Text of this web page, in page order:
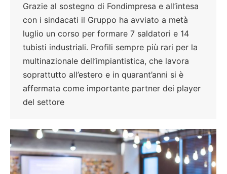
Grazie al sostegno di Fondimpresa e all’intesa
con i sindacati il Gruppo ha avviato a metà
luglio un corso per formare 7 saldatori e 14
tubisti industriali. Profili sempre più rari per la
multinazionale dell’impiantistica, che lavora
soprattutto all’estero e in quarant’anni si è
affermata come importante partner dei player
del settore